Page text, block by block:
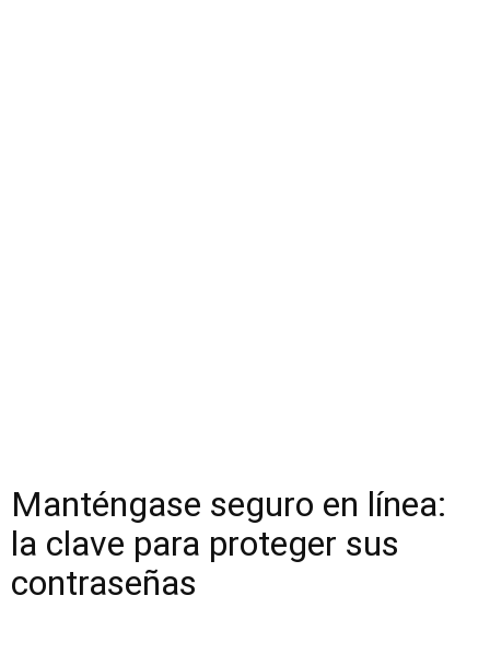
Manténgase seguro en línea:
la clave para proteger sus
contraseñas